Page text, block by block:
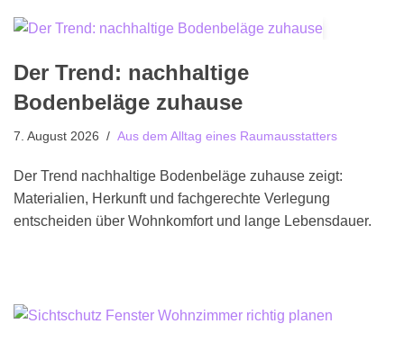
Der Trend: nachhaltige
Bodenbeläge zuhause
7. August 2026 Aus dem Alltag eines Raumausstatters
Der Trend nachhaltige Bodenbeläge zuhause zeigt:
Materialien, Herkunft und fachgerechte Verlegung
entscheiden über Wohnkomfort und lange Lebensdauer.